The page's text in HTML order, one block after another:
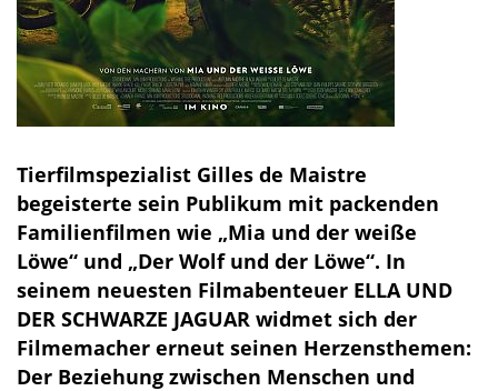
Tierfilmspezialist Gilles de Maistre
begeisterte sein Publikum mit packenden
Familienfilmen wie „Mia und der weiße
Löwe“ und „Der Wolf und der Löwe“. In
seinem neuesten Filmabenteuer ELLA UND
DER SCHWARZE JAGUAR widmet sich der
Filmemacher erneut seinen Herzensthemen:
Der Beziehung zwischen Menschen und